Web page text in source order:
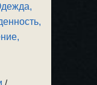
/